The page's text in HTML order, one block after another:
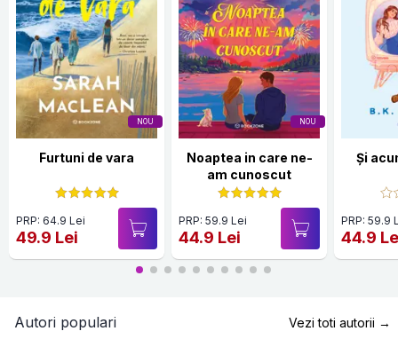
NOU
Furtuni de vara
PRP: 64.9 Lei
49.9 Lei
NOU
Noaptea in care ne-
am cunoscut
PRP: 59.9 Lei
44.9 Lei
Și
PRP: 59.9
44.9
Autori populari Vezi toti autorii →